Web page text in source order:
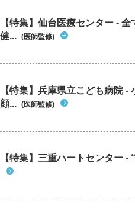
【特集】仙台医療センター -
健... (医師監修)
【特集】兵庫県立こども病院
顔... (医師監修)
【特集】三重ハートセンター